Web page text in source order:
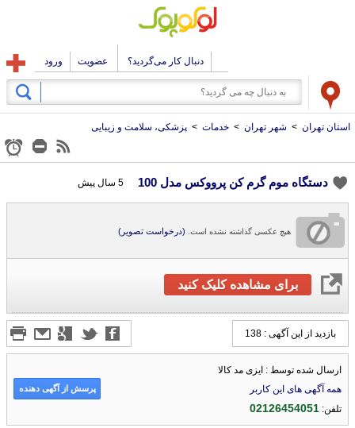
دنبال کار می‌گردید؟ عضویت ورود
استان تهران > شهر تهران > خدمات > پزشکی، سلامت و زیبایی
دستگاه موم گرم کن پرووکس مدل 100 5 سال پیش
هیچ عکسی گذاشته نشده است. (درخواست تصویر)
برای مشاهده کلیک کنید
بازدید از این آگهی : 138
ارسال شده توسط : ایزی مد کالا
همه آگهی های این کاربر
تلفن:02126454051
پرسش از آگهی دهنده